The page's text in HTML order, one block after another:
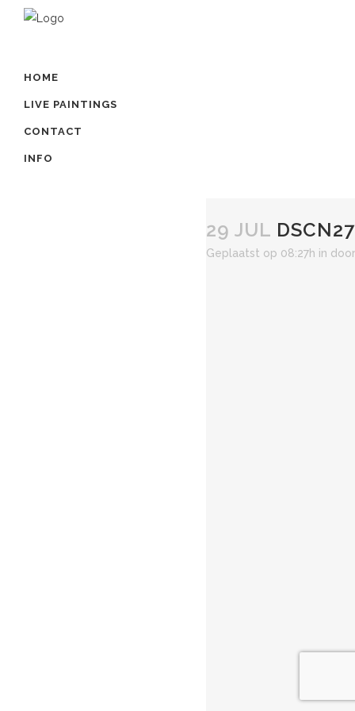
HOME
LIVE PAINTINGS
CONTACT
INFO
29 JUL
Geplaatst op 08:27h in